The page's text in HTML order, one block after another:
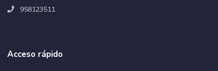
958123511
Acceso rápido